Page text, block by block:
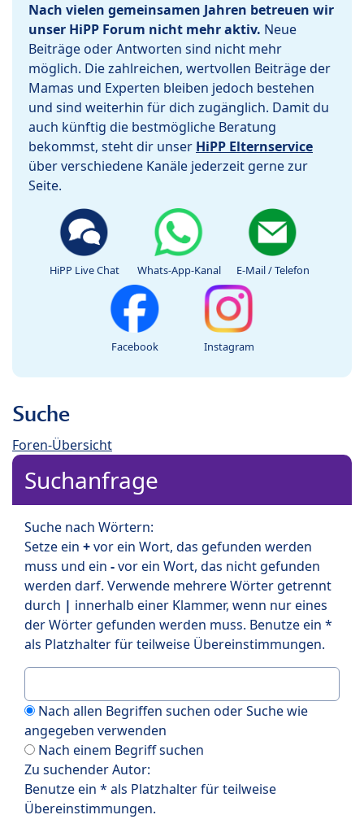
Nach vielen gemeinsamen Jahren betreuen wir
unser HiPP Forum nicht mehr aktiv. Neue
Beiträge oder Antworten sind nicht mehr
möglich. Die zahlreichen, wertvollen Beiträge der
Mamas und Experten bleiben jedoch bestehen
und sind weiterhin für dich zugänglich. Damit du
auch künftig die bestmögliche Beratung
bekommst, steht dir unser HiPP Elternservice
über verschiedene Kanäle jederzeit gerne zur
Seite.
HiPP Live Chat Whats-App-Kanal E-Mail / Telefon
Facebook Instagram
Suche
Foren-Übersicht
Suchanfrage
Suche nach Wörtern:
Setze ein +vor ein Wort, das gefunden werden
muss und ein -vor ein Wort, das nicht gefunden
werden darf. Verwende mehrere Wörter getrennt
durch | innerhalb einer Klammer, wenn nur eines
der Wörter gefunden werden muss. Benutze ein *
als Platzhalter für teilweise Übereinstimmungen.
Nach allen Begriffen suchen oder Suche wie
angegeben verwenden
Nach einem Begriff suchen
Zu suchender Autor:
Benutze ein * als Platzhalter für teilweise
Übereinstimmungen.